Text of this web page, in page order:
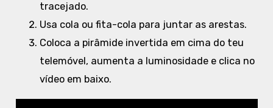
tracejado.
Usa cola ou fita-cola para juntar as arestas.
Coloca a pirâmide invertida em cima do teu
telemóvel, aumenta a luminosidade e clica no
vídeo em baixo.